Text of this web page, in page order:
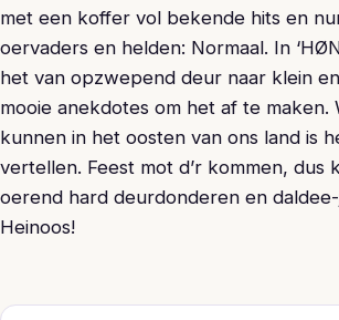
met een koffer vol bekende hits en
oervaders en helden: Normaal. In
het van opzwepend deur naar klein
mooie anekdotes om het af te maken.
kunnen in het oosten van ons land is
vertellen. Feest mot d’r kommen, dus
oerend hard deurdonderen en
Heinoos!